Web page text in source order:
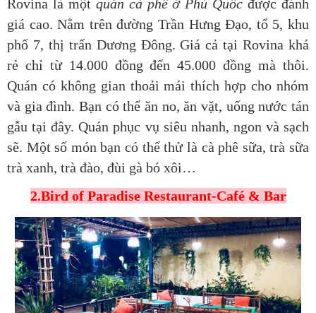
Rovina là một quán cà phê ở Phú Quốc được đánh
giá cao. Nằm trên đường Trần Hưng Đạo, tổ 5, khu
phố 7, thị trấn Dương Đông. Giá cả tại Rovina khá
rẻ chỉ từ 14.000 đồng đến 45.000 đồng mà thôi.
Quán có không gian thoải mái thích hợp cho nhóm
và gia đình. Bạn có thể ăn no, ăn vặt, uống nước tán
gẫu tại đây. Quán phục vụ siêu nhanh, ngon và sạch
sẽ. Một số món bạn có thể thử là cà phê sữa, trà sữa
trà xanh, trà đào, đùi gà bó xôi…
2.Bird of Paradise Restaurant-Café & Bar